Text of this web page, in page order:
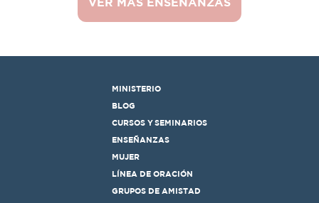
VER MÁS ENSEÑANZAS
MINISTERIO
BLOG
CURSOS Y SEMINARIOS
ENSEÑANZAS
MUJER
LÍNEA DE ORACIÓN
GRUPOS DE AMISTAD